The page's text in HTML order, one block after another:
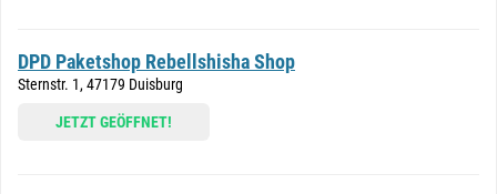
DPD Paketshop Rebellshisha Shop
Sternstr. 1, 47179 Duisburg
JETZT GEÖFFNET!